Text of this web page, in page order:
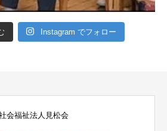
Instagram でフォロー
会福祉法人見松会